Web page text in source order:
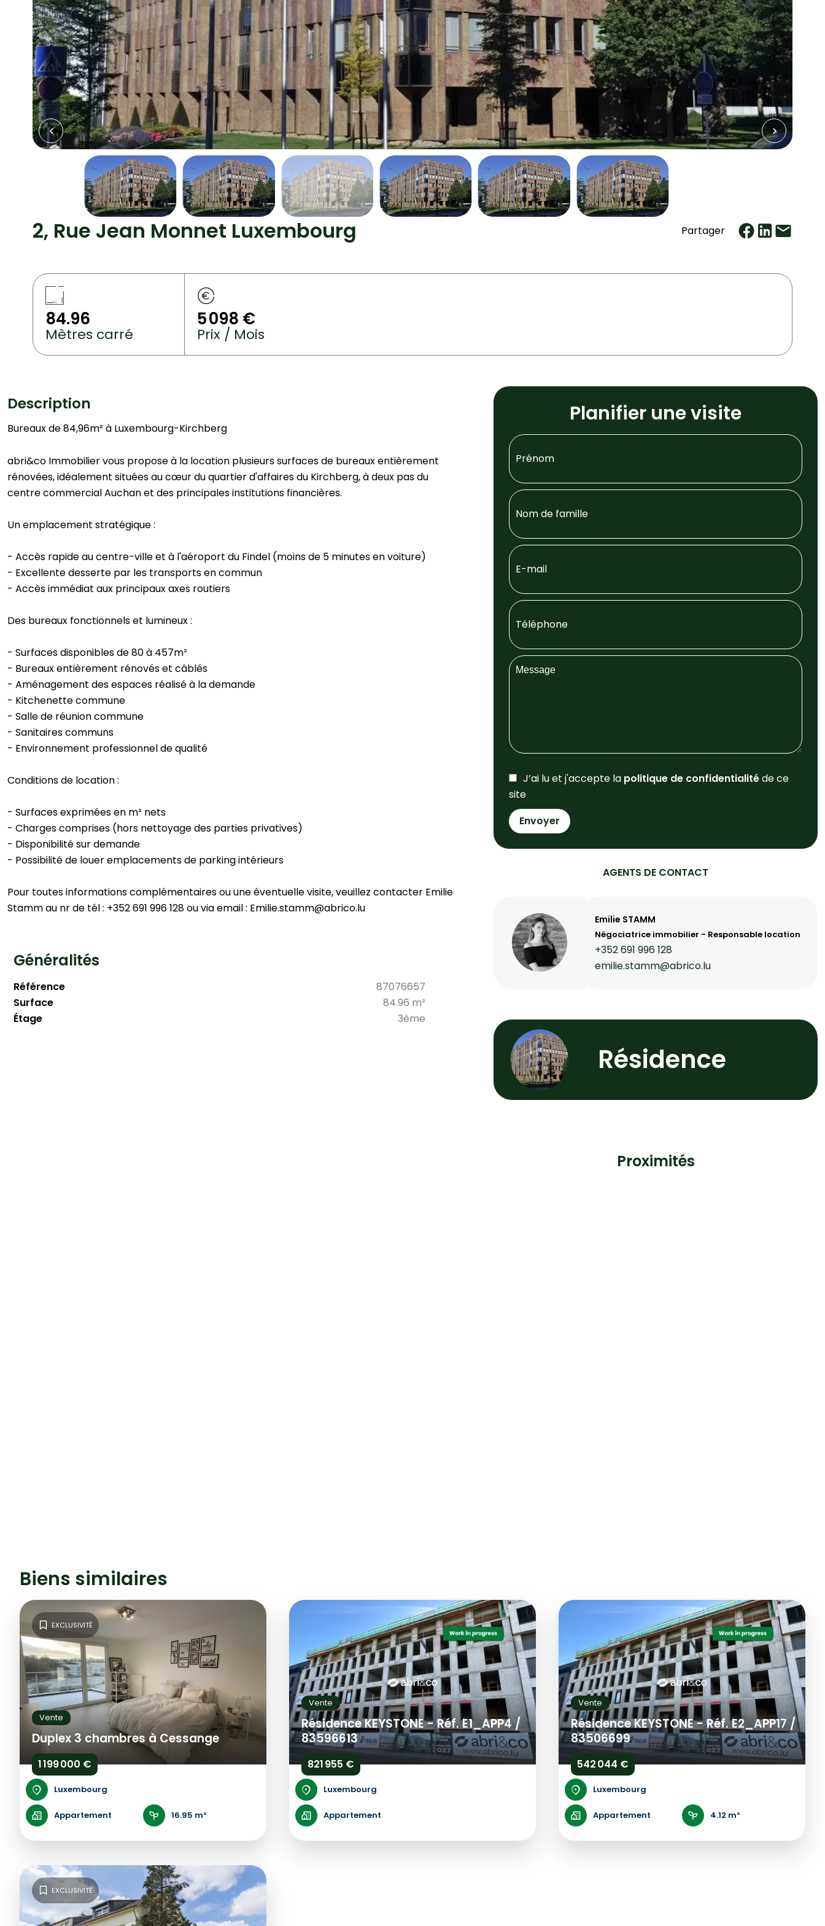
2, Rue Jean Monnet Luxembourg Partager
84.96
Mètres carré
5 098 €
Prix / Mois
Description
Bureaux de 84,96m² à Luxembourg-Kirchberg
abri&co Immobilier vous propose à la location plusieurs surfaces de bureaux entièrement
rénovées, idéalement situées au cœur du quartier d'affaires du Kirchberg, à deux pas du
centre commercial Auchan et des principales institutions financières.
Un emplacement stratégique :
- Accès rapide au centre-ville et à l'aéroport du Findel (moins de 5 minutes en voiture)
- Excellente desserte par les transports en commun
- Accès immédiat aux principaux axes routiers
Des bureaux fonctionnels et lumineux :
- Surfaces disponibles de 80 à 457m²
- Bureaux entièrement rénovés et câblés
- Aménagement des espaces réalisé à la demande
- Kitchenette commune
- Salle de réunion commune
- Sanitaires communs
- Environnement professionnel de qualité
Conditions de location :
- Surfaces exprimées en m² nets
- Charges comprises (hors nettoyage des parties privatives)
- Disponibilité sur demande
- Possibilité de louer emplacements de parking intérieurs
Pour toutes informations complémentaires ou une éventuelle visite, veuillez contacter Emilie
Stamm au nr de tél : +352 691 996 128 ou via email : Emilie.stamm@abrico.lu
Généralités
Référence
87076657
Surface
84.96 m²
Étage
3ème
Planifier une visite
J’ai lu et j'accepte la politique de confidentialitéde ce
site
Envoyer
AGENTS DE CONTACT
Emilie STAMM
Négociatrice immobilier - Responsable location
+352 691 996 128
emilie.stamm@abrico.lu
Résidence
Proximités
Biens similaires
Vente
Duplex 3 chambres à Cessange
1 199 000 €
Luxembourg
Appartement 16.95 m²
EXCLUSIVITÉ
Vente
Résidence KEYSTONE - Réf. E1_APP4 /
83596613
821 955 €
Luxembourg
Appartement
Vente
Résidence KEYSTONE - Réf. E2_APP17 /
83506699
542 044 €
Luxembourg
Appartement 4.12 m²
EXCLUSIVITÉ